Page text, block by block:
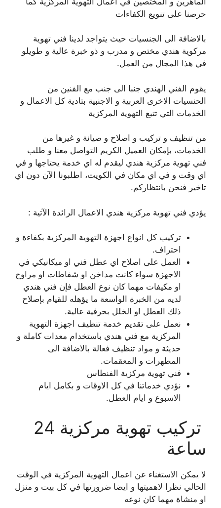
حرصنا على تنويع الكفاءات
بالاضافة الى الجنسيات حيث يتواجد لدينا فني تهوية
مركوية هندي مختص و مدرب و ذو خبرة عالية و طويلو
في هذا المجال من العمل.
يقوم الفني الهندي جنبا الى جنب مع الفنين من
الحنسيات الاخرى العربية و الاجنبية بتادية كل الاعمال و
الخدمات التي تتبع التهوية المركزية
من تنظيف و تركيب و اصلاح و صيانة و غيرها من
الخدمات، بإمكان العميل الكريم التواصل معنا و طلب
فني تهوية مركزية هندي ليقدم له اي خدمة يحتاجها و في
اي وقت و في اي مكان في الكويت، اطلبونا الآن دون اي
تاخير فنحن بانتظاركم.
يؤدي فني تهوية مركزية هندي الاعمال الرائدة الآتية :
تركيب كل انواع اجهزة التهوية المركزية بكفاءة و
احتراف.
العمل على اصلاح اي عطل فني او ميكانيكي في
الاجهزة سواء كانت مداخن او شفاطات او مراوح
او مكيفات مهما كان نوع العطل فإن فني هندي
لديه من الخبرة الواسعة ما يؤهله للقيام بإصلاح
ذلك العطل او الخلل بحرفية عالية.
نعمل على تقديم خدمة تنظيف اجهزة التهوية
المركزية مع فني هندي باستخدام معدات كاملة و
حديثة و مواد تنظيف فعالة بالاضافة الى
المطهرات و المعقمات.
فني تهوية مركزية الفنطاس
نؤدي خدماتنا في كل الاوقات و بكامل ايام
الاسبوع و ايام العطل.
تركيب تهوية مركزية 24
ساعة
لا يمكن الاستغناء عن اعمال التهوية المركزية في الوقت
الحالي نظرا لاهميتها و ايضا ضرورتها في كل بيت و منزل
او منشاة مهما كان نوعه